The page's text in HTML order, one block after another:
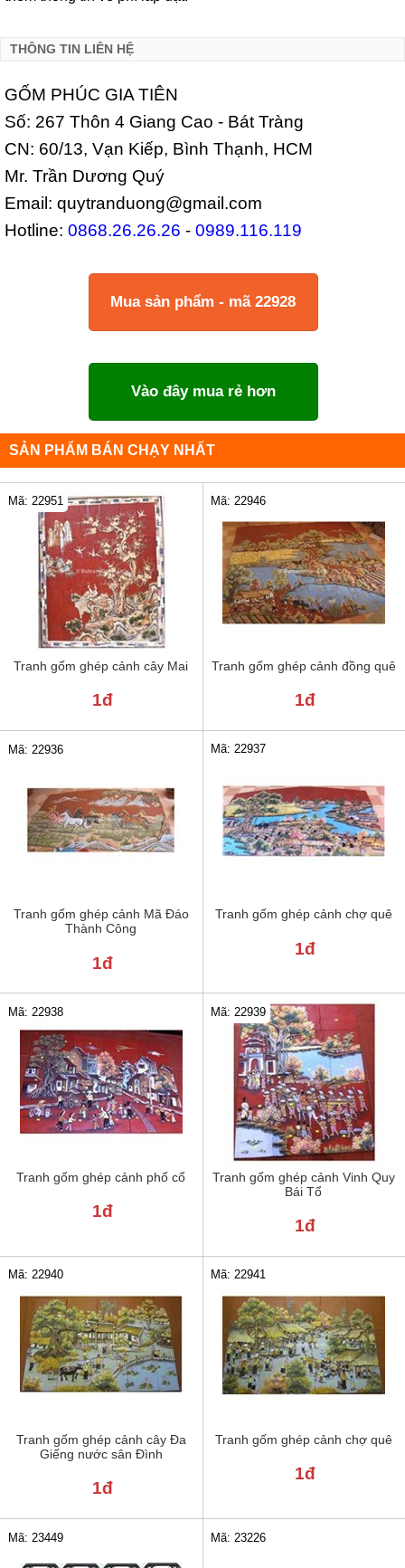
THÔNG TIN LIÊN HỆ
GỐM PHÚC GIA TIÊN
Số: 267 Thôn 4 Giang Cao - Bát Tràng
CN: 60/13, Vạn Kiếp, Bình Thạnh, HCM
Mr. Trần Dương Quý
Email: quytranduong@gmail.com
Hotline: 0868.26.26.26 - 0989.116.119
Mua sản phẩm - mã 22928
Vào đây mua rẻ hơn
SẢN PHẨM BÁN CHẠY NHẤT
Tranh gốm ghép cảnh cây Mai
Mã: 22951
1đ
Tranh gốm ghép cảnh đồng quê
Mã: 22946
1đ
Tranh gốm ghép cảnh Mã Đáo
Thành Công
Mã: 22936
1đ
Tranh gốm ghép cảnh chợ quê
Mã: 22937
1đ
Tranh gốm ghép cảnh phố cổ
Mã: 22938
1đ
Tranh gốm ghép cảnh Vinh Quy
Bái Tổ
Mã: 22939
1đ
Tranh gốm ghép cảnh cây Đa
Giếng nước sân Đình
Mã: 22940
1đ
Tranh gốm ghép cảnh chợ quê
Mã: 22941
1đ
Mã: 23449 Mã: 23226